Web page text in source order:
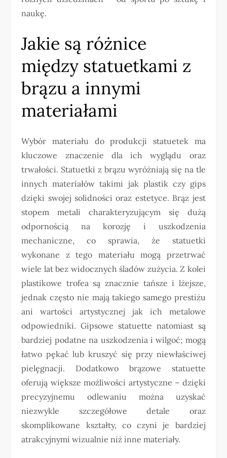
naukę.
Jakie są różnice
między statuetkami z
brązu a innymi
materiałami
Wybór materiału do produkcji statuetek ma
kluczowe znaczenie dla ich wyglądu oraz
trwałości. Statuetki z brązu wyróżniają się na tle
innych materiałów takimi jak plastik czy gips
dzięki swojej solidności oraz estetyce. Brąz jest
stopem metali charakteryzującym się dużą
odpornością na korozję i uszkodzenia
mechaniczne, co sprawia, że statuetki
wykonane z tego materiału mogą przetrwać
wiele lat bez widocznych śladów zużycia. Z kolei
plastikowe trofea są znacznie tańsze i lżejsze,
jednak często nie mają takiego samego prestiżu
ani wartości artystycznej jak ich metalowe
odpowiedniki. Gipsowe statuette natomiast są
bardziej podatne na uszkodzenia i wilgoć; mogą
łatwo pękać lub kruszyć się przy niewłaściwej
pielęgnacji. Dodatkowo brązowe statuette
oferują większe możliwości artystyczne – dzięki
precyzyjnemu odlewaniu można uzyskać
niezwykle szczegółowe detale oraz
skomplikowane kształty, co czyni je bardziej
atrakcyjnymi wizualnie niż inne materiały.